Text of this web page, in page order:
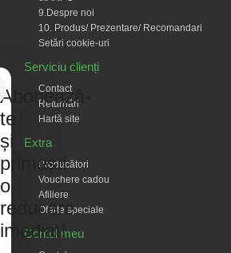
9.Despre noi
10. Produs/ Prezentare/ Recomandari
Setări cookie-uri
Serviciu clienți
Contact
Returnări
Hartă site
Extra
Producători
Vouchere cadou
Afiliere
Oferte speciale
Contul meu
Abonează-
te
și
primești
o
reducere
imediat!